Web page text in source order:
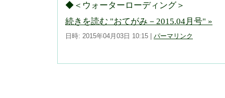
◆＜ウォーターローディング＞
続きを読む "おてがみ－2015.04月号" »
日時: 2015年04月03日 10:15 パーマリンク